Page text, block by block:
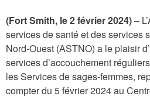
(Fort Smith, le 2 février 2024)–
services de santé et des services
Nord-Ouest (ASTNO) a le plaisir
services d’accouchement
les Services de sages-femmes,
compter du 5 février 2024 au